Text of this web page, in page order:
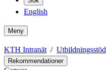
English
Meny
KTH Intranät Utbildningsstöd
Rekommendationer